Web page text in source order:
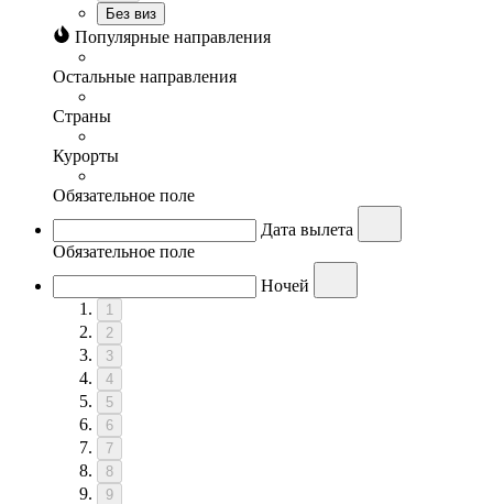
Без виз
Популярные направления
Остальные направления
Страны
Курорты
Обязательное поле
Дата вылета
Обязательное поле
Ночей
1
2
3
4
5
6
7
8
9